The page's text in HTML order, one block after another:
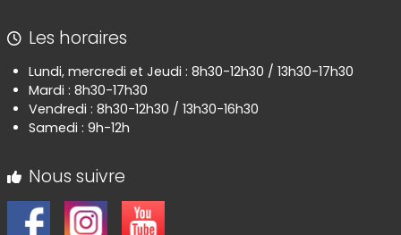
Les horaires
Lundi, mercredi et Jeudi : 8h30-12h30 / 13h30-17h30
Mardi : 8h30-17h30
Vendredi : 8h30-12h30 / 13h30-16h30
Samedi : 9h-12h
Nous suivre